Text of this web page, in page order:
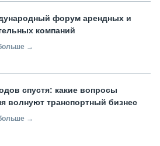
форум арендных и
компаний
→
спустя: какие вопросы
волнуют транспортный бизнес
→